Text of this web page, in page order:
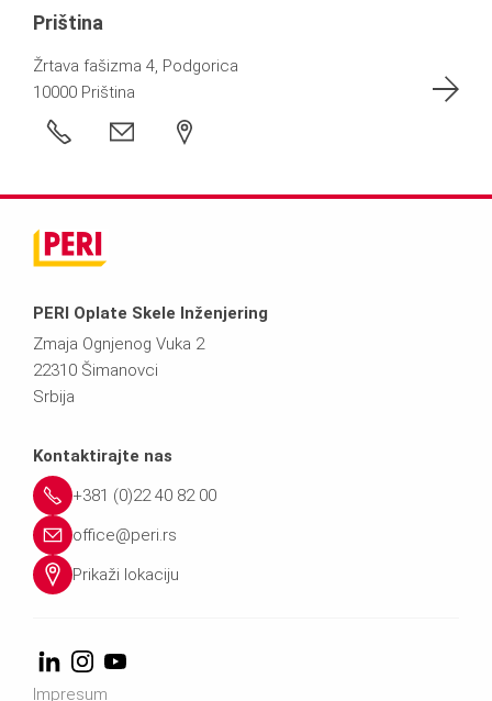
Priština
Žrtava fašizma 4, Podgorica
10000 Priština
PERI Oplate Skele Inženjering
Zmaja Ognjenog Vuka 2
22310 Šimanovci
Srbija
Kontaktirajte nas
+381 (0)22 40 82 00
office@peri.rs
Prikaži lokaciju
Impresum